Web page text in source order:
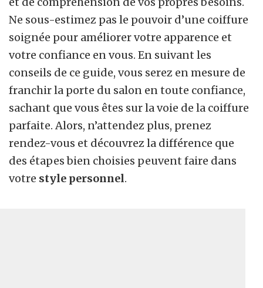
Ne sous-estimez pas le pouvoir d’une coiffure
soignée pour améliorer votre apparence et
votre confiance en vous. En suivant les
conseils de ce guide, vous serez en mesure de
franchir la porte du salon en toute confiance,
sachant que vous êtes sur la voie de la coiffure
parfaite. Alors, n’attendez plus, prenez
rendez-vous et découvrez la différence que
des étapes bien choisies peuvent faire dans
votre style personnel.